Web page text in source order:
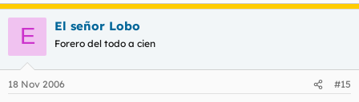
E El señor Lobo
Forero del todo a cien
18 Nov 2006 #15